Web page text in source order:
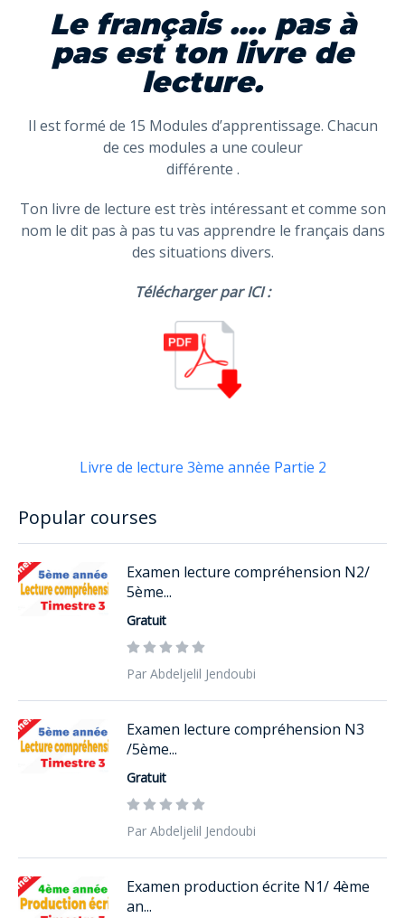
Le français …. pas à
pas est ton livre de
lecture.
Il est formé de 15 Modules d’apprentissage. Chacun
de ces modules a une couleur
différente .
Ton livre de lecture est très intéressant et comme son
nom le dit pas à pas tu vas apprendre le français dans
des situations divers.
Télécharger par ICI :
Livre de lecture 3ème année Partie 2
Popular courses
Examen lecture compréhension N2/
5ème...
Gratuit
Par Abdeljelil Jendoubi
Examen lecture compréhension N3
/5ème...
Gratuit
Par Abdeljelil Jendoubi
Examen production écrite N1/ 4ème
an...